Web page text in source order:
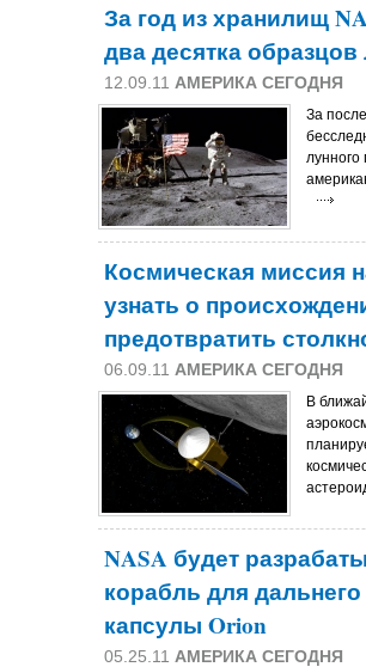
За год из хранилищ
два десятка образцов
12.09.11 АМЕРИКА СЕГОДНЯ
За
лунного
Космическая миссия
узнать о
предотвратить
06.09.11 АМЕРИКА СЕГОДНЯ
В
NASA будет
корабль для
капсулы Orion
05.25.11 АМЕРИКА СЕГОДНЯ